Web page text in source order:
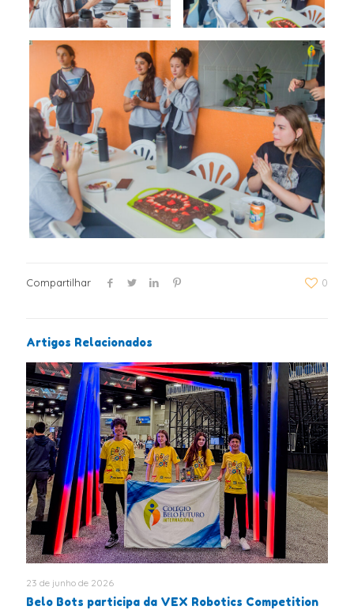
Compartilhar 0
Artigos Relacionados
23 de junho de 2026
Belo Bots participa da VEX Robotics Competition